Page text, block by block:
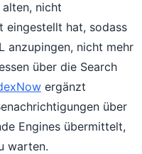
alten, nicht
eingestellt hat, sodass
anzupingen, nicht mehr
über die Search
ergänzt
über
Engines übermittelt,
warten.